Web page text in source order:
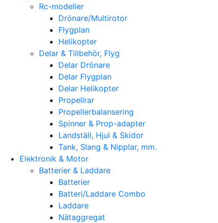
Rc-modeller
Drönare/Multirotor
Flygplan
Helikopter
Delar & Tillbehör, Flyg
Delar Drönare
Delar Flygplan
Delar Helikopter
Propellrar
Propellerbalansering
Spinner & Prop-adapter
Landställ, Hjul & Skidor
Tank, Slang & Nipplar, mm.
Elektronik & Motor
Batterier & Laddare
Batterier
Batteri/Laddare Combo
Laddare
Nätaggregat